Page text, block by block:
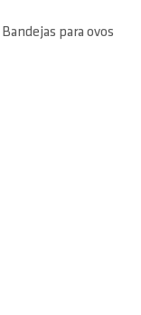
para ovos